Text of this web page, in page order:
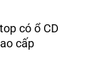
có ổ CD
cấp